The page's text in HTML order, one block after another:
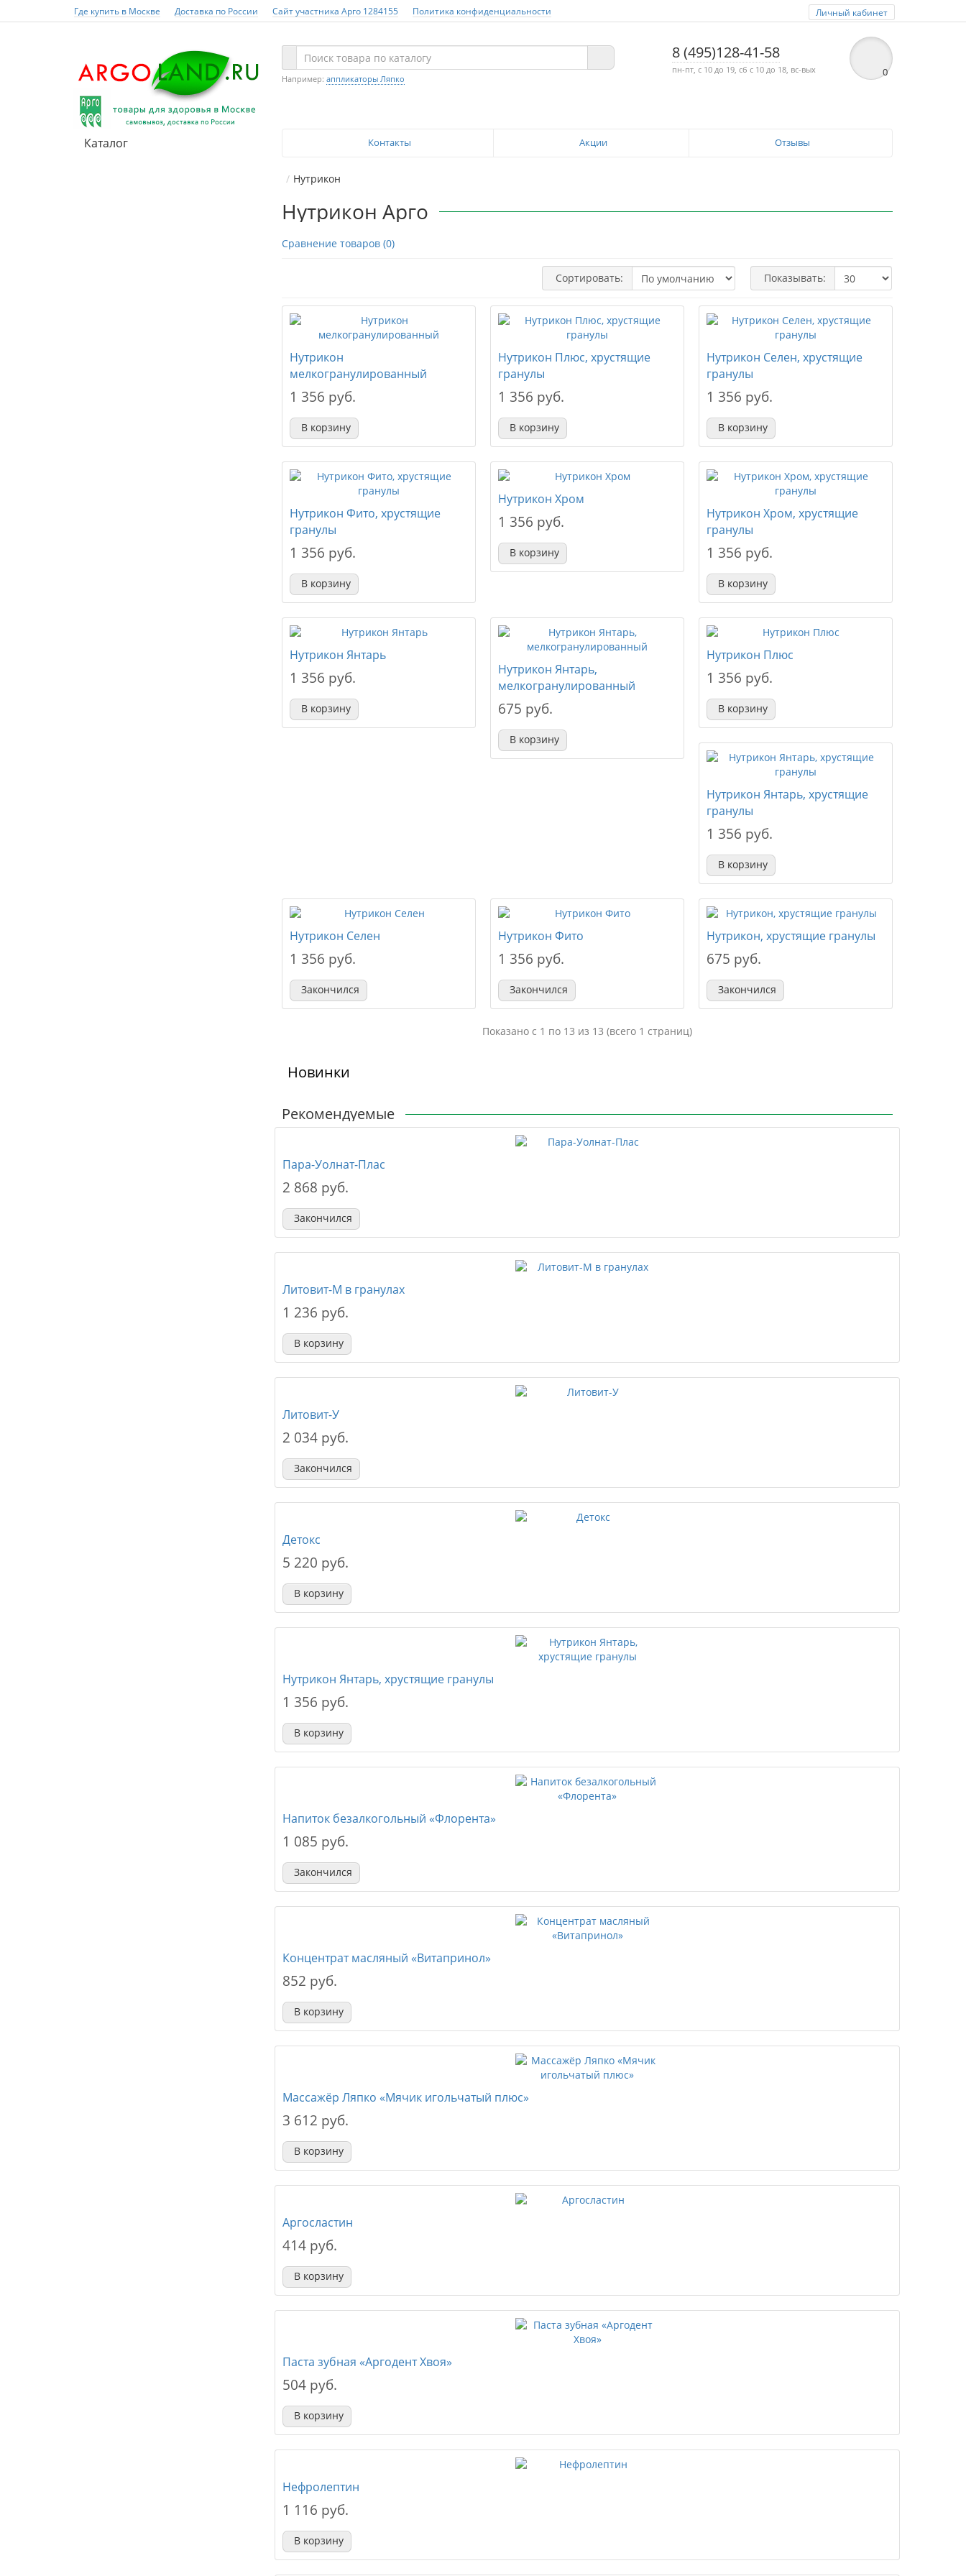
Личный кабинет
Где купить в Москве Доставка по России Сайт участника Арго 1284155 Политика конфиденциальности
8 (495)128-41-58
пн-пт, с 10 до 19, сб с 10 до 18, вс-вых 0
Например: аппликаторы Ляпко
Контакты Акции Отзывы
Каталог
Нутрикон
Нутрикон Арго
Сравнение товаров (0)
Сортировать: Показывать:
Нутрикон
мелкогранулированный
1 356 руб.
В корзину
Нутрикон Плюс, хрустящие
гранулы
1 356 руб.
В корзину
Нутрикон Селен, хрустящие
гранулы
1 356 руб.
В корзину
Нутрикон Фито, хрустящие
гранулы
1 356 руб.
В корзину
Нутрикон Хром
1 356 руб.
В корзину
Нутрикон Хром, хрустящие
гранулы
1 356 руб.
В корзину
Нутрикон Янтарь
1 356 руб.
В корзину
Нутрикон Янтарь,
мелкогранулированный
675 руб.
В корзину
Нутрикон Плюс
1 356 руб.
В корзину
Нутрикон Янтарь, хрустящие
гранулы
1 356 руб.
В корзину
Нутрикон Селен
1 356 руб.
Закончился
Нутрикон Фито
1 356 руб.
Закончился
Нутрикон, хрустящие гранулы
675 руб.
Закончился
Показано с 1 по 13 из 13 (всего 1 страниц)
Новинки
Рекомендуемые
Пара-Уолнат-Плас
2 868 руб.
Закончился
Литовит-М в гранулах
1 236 руб.
В корзину
Литовит-У
2 034 руб.
Закончился
Детокс
5 220 руб.
В корзину
Нутрикон Янтарь, хрустящие гранулы
1 356 руб.
В корзину
Напиток безалкогольный «Флорента»
1 085 руб.
Закончился
Концентрат масляный «Витапринол»
852 руб.
В корзину
Массажёр Ляпко «Мячик игольчатый плюс»
3 612 руб.
В корзину
Аргосластин
414 руб.
В корзину
Паста зубная «Аргодент Хвоя»
504 руб.
В корзину
Нефролептин
1 116 руб.
В корзину